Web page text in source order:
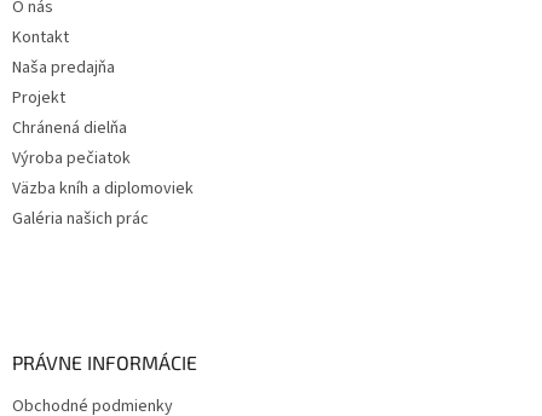
O nás
Kontakt
Naša predajňa
Projekt
Chránená dielňa
Výroba pečiatok
Väzba kníh a diplomoviek
Galéria našich prác
PRÁVNE INFORMÁCIE
Obchodné podmienky